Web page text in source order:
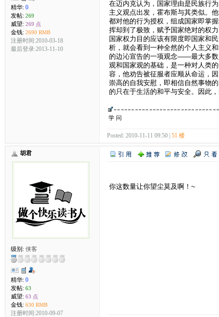
精华: 0
发帖: 269
威望: 269 点
金钱: 2690 RMB
注册时间:2010-03-18
最后登录:2013-11-10
在迈内克认为，国家理由是民族行
主义观点出发，霍布斯与其类似。
都对他的行为授权，组成国家即掌
挥却到了极致，赋予国家绝对的权
国家权力目的应该有限度即国家和
析，就会看到一种全然的个人主义
的边沁宣告的一项观念——最大多
观和国家观的基础，是一种对人类
容，他劝告被征服者应顺从命运，
崇高的自我安慰，即相信自然事物
的只在于生活的和平与安全。因此
学 问
Posted: 2010-11-11 09:50 | 51 楼
胡君
级别: 侠客
精华: 0
发帖: 63
威望: 63 点
金钱: 630 RMB
注册时间:2010-09-07
你这数量让你望尘莫及啊！~